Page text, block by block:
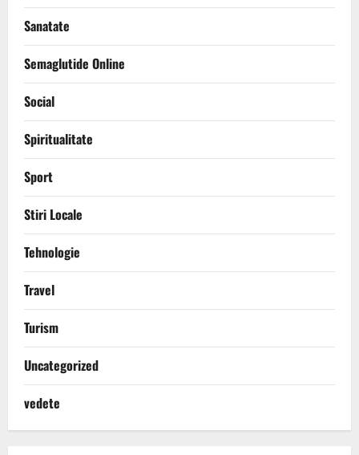
Sanatate
Semaglutide Online
Social
Spiritualitate
Sport
Stiri Locale
Tehnologie
Travel
Turism
Uncategorized
vedete